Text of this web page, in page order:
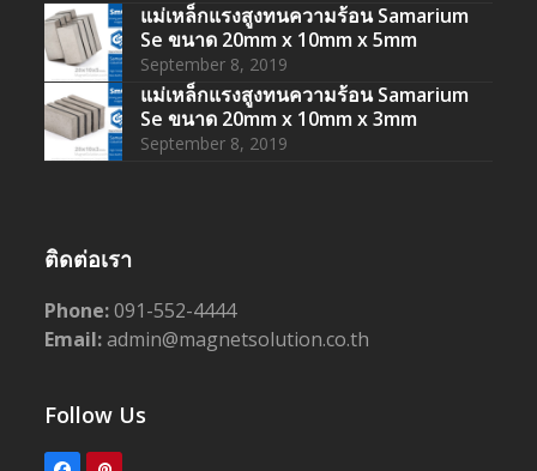
แม่เหล็กแรงสูงทนความร้อน Samarium
Se ขนาด 20mm x 10mm x 5mm
September 8, 2019
แม่เหล็กแรงสูงทนความร้อน Samarium
Se ขนาด 20mm x 10mm x 3mm
September 8, 2019
ติดต่อเรา
Phone:091-552-4444
Email:admin@magnetsolution.co.th
Follow Us